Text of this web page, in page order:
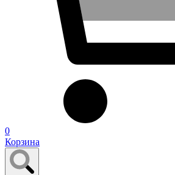
0
Корзина